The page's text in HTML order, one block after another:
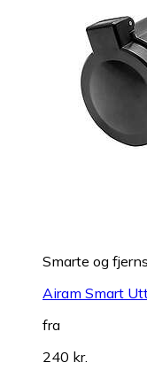
Smarte og
Airam Smart
fra
240 kr.